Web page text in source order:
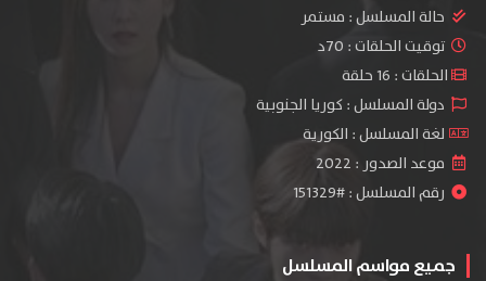
حالة المسلسل : مستمر
توقيت الحلقات : 70د
الحلقات : 16 حلقة
دولة المسلسل : كوريا الجنوبية
لغة المسلسل : الكورية
موعد الصدور : 2022
رقم المسلسل : #151329
جميع مواسم المسلسل